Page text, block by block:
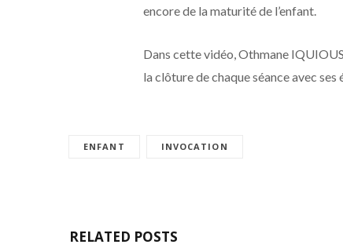
encore de la maturité de l’enfant.
Dans cette vidéo, Othmane
la clôture de chaque séance avec ses
ENFANT INVOCATION
RELATED POSTS